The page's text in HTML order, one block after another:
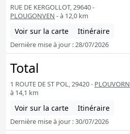
RUE DE KERGOLLOT, 29640 -
PLOUGONVEN - à 12,0 km
Voir sur la carte Itinéraire
Dernière mise à jour : 28/07/2026
Total
1 ROUTE DE ST POL, 29420 - PLOUVORN
à 14,1 km
Voir sur la carte Itinéraire
Dernière mise à jour : 30/07/2026